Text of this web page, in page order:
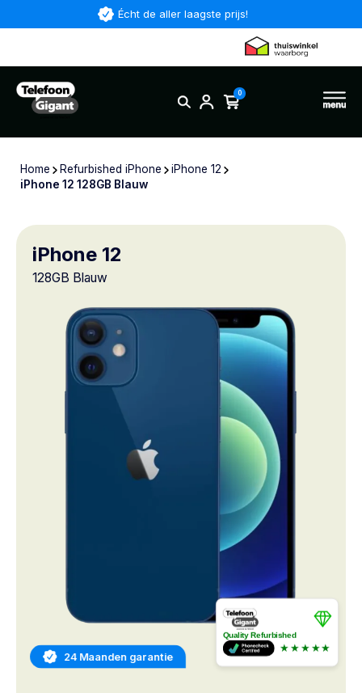
Écht de aller laagste prijs!
0
Home Refurbished iPhone
iPhone 12
iPhone 12 128GB Blauw
24 Maanden garantie
iPhone 12
128GB Blauw
Quality Refurbished
★★★★★